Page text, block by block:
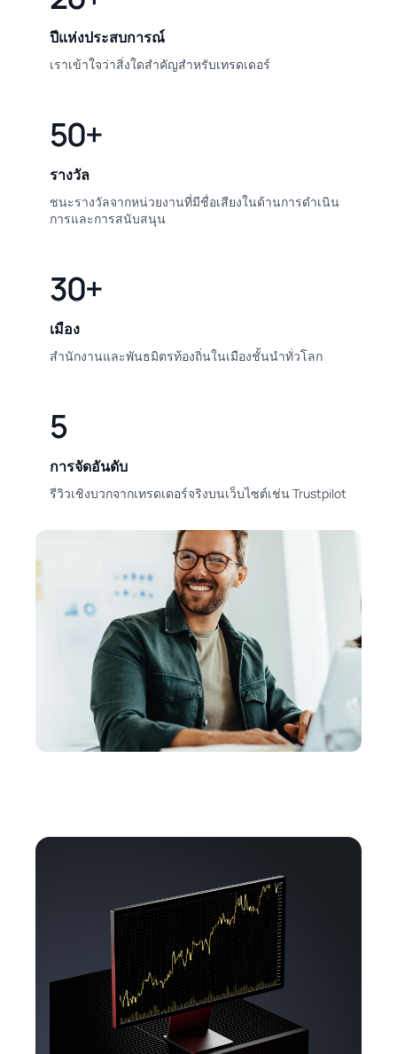
ปีแห่งประสบการณ์
เราเข้าใจว่าสิ่งใดสำคัญสำหรับเทรดเดอร์
50+
รางวัล
ชนะรางวัลจากหน่วยงานที่มีชื่อเสียงในด้านการดำเนิน
การและการสนับสนุน
30+
เมือง
สำนักงานและพันธมิตรท้องถิ่นในเมืองชั้นนำทั่วโลก
5
การจัดอันดับ
รีวิวเชิงบวกจากเทรดเดอร์จริงบนเว็บไซต์เช่น Trustpilot